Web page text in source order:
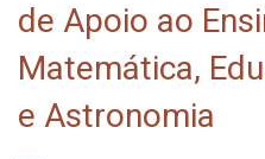
de Apoio ao
Matemática,
e Astronomia